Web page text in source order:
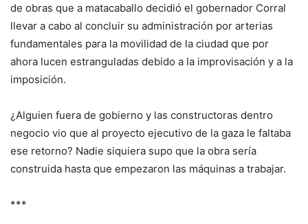
de obras que a matacaballo decidió el gobernador Corral
llevar a cabo al concluir su administración por arterias
fundamentales para la movilidad de la ciudad que por
ahora lucen estranguladas debido a la improvisación y a la
imposición.
¿Alguien fuera de gobierno y las constructoras dentro
negocio vio que al proyecto ejecutivo de la gaza le faltaba
ese retorno? Nadie siquiera supo que la obra sería
construida hasta que empezaron las máquinas a trabajar.
***